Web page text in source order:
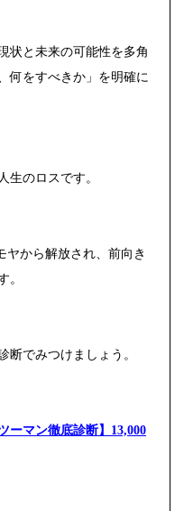
状と未来の可能性を多角
何をすべきか」を明確に
生のロスです。
ヤから解放され、前向き
。
断でみつけましょう。
ーマン徹底診断】13,000